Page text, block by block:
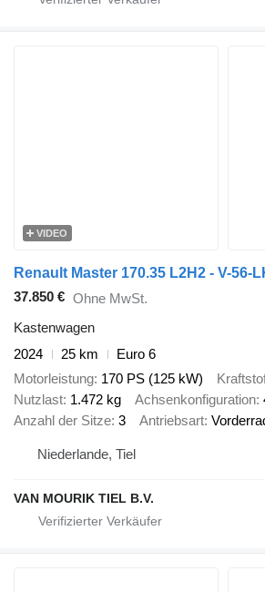
VIDEO
37.850 € Ohne MwSt.
Kastenwagen
2024
25 km
Euro 6
Motorleistung 170 PS (125 kW)
Nutzlast 1.472 kg Achsenkonfiguration
Anzahl der Sitze 3 Antriebsart
Niederlande, Tiel
VAN MOURIK TIEL B.V.